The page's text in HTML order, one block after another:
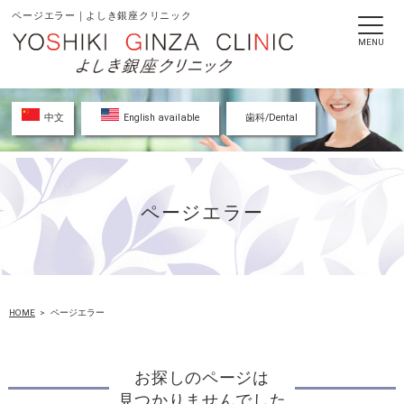
ページエラー｜よしき銀座クリニック
中文 English available 歯科/Dental
ページエラー
HOME ページエラー
お探しのページは
見つかりませんでした
MENU